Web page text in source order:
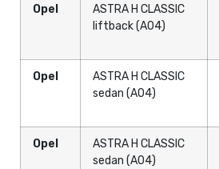
Opel
ASTRA H CLASSIC
liftback (A04)
Opel
ASTRA H CLASSIC
sedan (A04)
Opel
ASTRA H CLASSIC
sedan (A04)